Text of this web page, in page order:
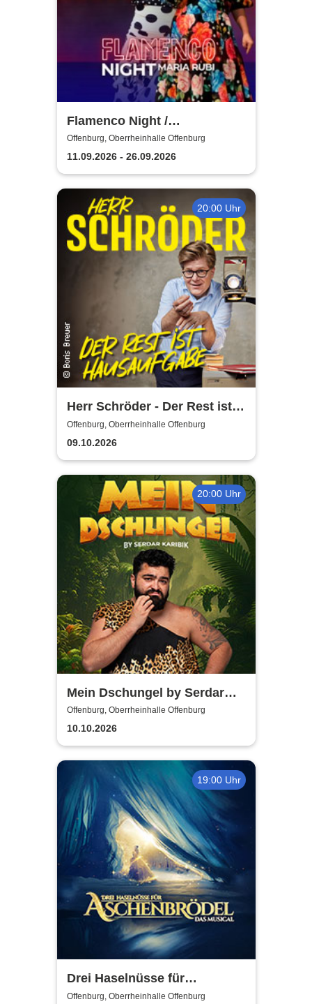
Flamenco Night /
Flamencomanía Tour 26/27 -
Deutschlands größte
Flamenco-Tournee
Offenburg, Oberrheinhalle Offenburg
11.09.2026 - 26.09.2026
20:00 Uhr
Herr Schröder - Der Rest ist
Hausaufgabe
Offenburg, Oberrheinhalle Offenburg
09.10.2026
20:00 Uhr
Mein Dschungel by Serdar
Karibik
Offenburg, Oberrheinhalle Offenburg
10.10.2026
19:00 Uhr
Drei Haselnüsse für
Aschenbrödel - Das Musical
Offenburg, Oberrheinhalle Offenburg